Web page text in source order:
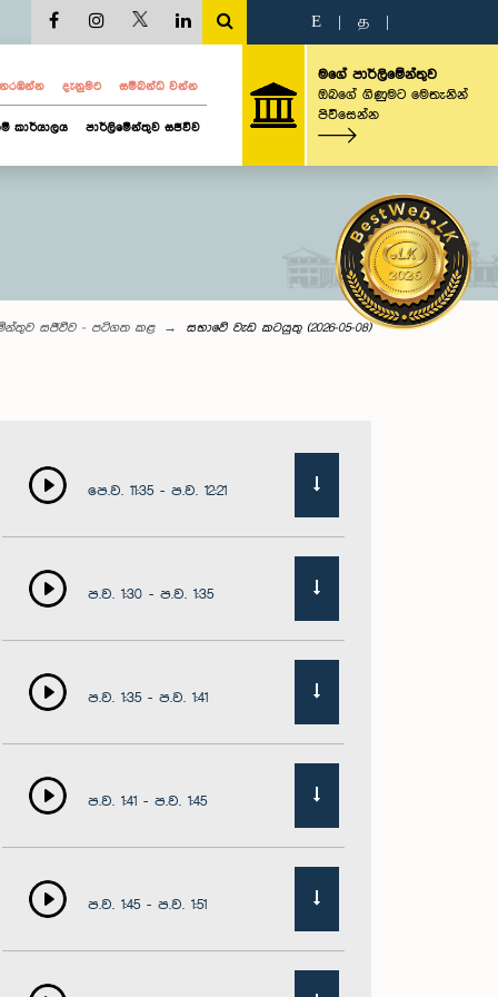
E த
දැනුමට සම්බන්ධ වන්න
කාර්යාලය පාර්ලිමේන්තුව සජීවීව
මගේ පාර්ලිමේන්තුව
ඔබගේ ගිණුමට මෙතැනින්
පිවිසෙන්න
සජීවීව - පටිගත කළ සභාවේ වැඩ කටයුතු (2026-05-08)
පෙ.ව. 11:35 - ප.ව. 12:21
ප.ව. 1:30 - ප.ව. 1:35
ප.ව. 1:35 - ප.ව. 1:41
ප.ව. 1:41 - ප.ව. 1:45
ප.ව. 1:45 - ප.ව. 1:51